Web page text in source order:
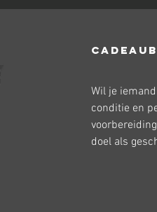
Wil je
conditie en
doel als